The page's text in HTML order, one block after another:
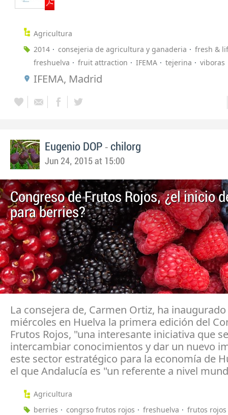
Agricultura
2014
consejeria de agricultura y ganaderia
fresh &
freshuelva
fruit attraction IFEMA tejerina viboras
IFEMA, Madrid
Eugenio DOP - chilorg
Jun 24, 2015 at 15:00
Congreso de Frutos Rojos, ¿el inicio
para berries?
La consejera de, Carmen Ortiz, ha
miércoles en Huelva la primera edición del
Frutos Rojos, "una interesante iniciativa que
intercambiar conocimientos y dar un nuevo
este sector estratégico para la economía de
el que Andalucía es "un referente a nivel
Agricultura
berries
congrso frutos rojos freshuelva frutos rojos